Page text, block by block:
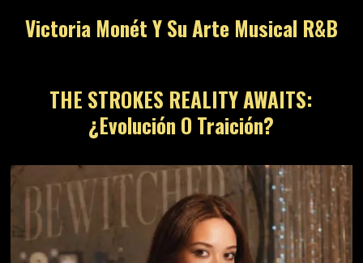
Victoria Monét Y Su Arte Musical R&B
THE STROKES REALITY AWAITS:
¿Evolución O Traición?